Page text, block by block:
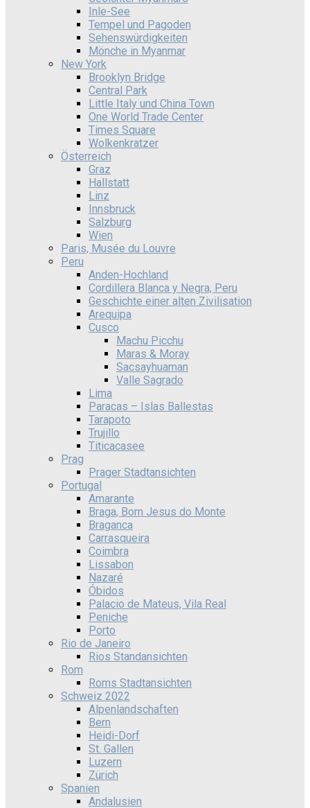
Inle-See
Tempel und Pagoden
Sehenswürdigkeiten
Mönche in Myanmar
New York
Brooklyn Bridge
Central Park
Little Italy und China Town
One World Trade Center
Times Square
Wolkenkratzer
Österreich
Graz
Hallstatt
Linz
Innsbruck
Salzburg
Wien
Paris, Musée du Louvre
Peru
Anden-Hochland
Cordillera Blanca y Negra, Peru
Geschichte einer alten Zivilisation
Arequipa
Cusco
Machu Picchu
Maras & Moray
Sacsayhuaman
Valle Sagrado
Lima
Paracas – Islas Ballestas
Tarapoto
Trujillo
Titicacasee
Prag
Prager Stadtansichten
Portugal
Amarante
Braga, Bom Jesus do Monte
Braganca
Carrasqueira
Coimbra
Lissabon
Nazaré
Óbidos
Palacio de Mateus, Vila Real
Peniche
Porto
Rio de Janeiro
Rios Standansichten
Rom
Roms Stadtansichten
Schweiz 2022
Alpenlandschaften
Bern
Heidi-Dorf
St. Gallen
Luzern
Zürich
Spanien
Andalusien